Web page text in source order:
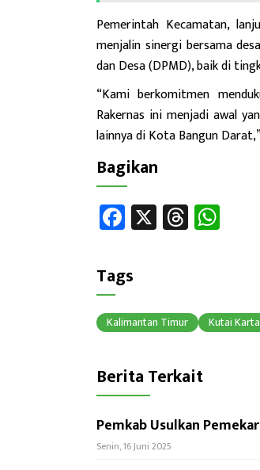
Pemerintah Kecamatan,
menjalin sinergi bersama
dan Desa (DPMD), baik di
“Kami berkomitmen
Rakernas ini menjadi awal
lainnya di Kota Bangun
Bagikan
Fa
ce
b
o
ok
X T
hr
p
p
Tags
Kalimantan Timur Kutai
Berita Terkait
Pemkab Usulkan
Senin, 16 Juni 2025